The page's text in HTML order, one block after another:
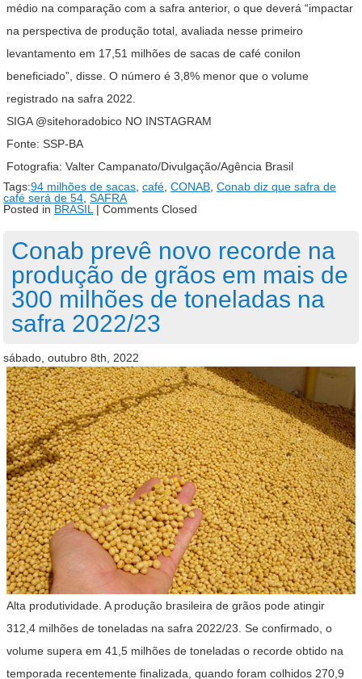
médio na comparação com a safra anterior, o que deverá “impactar
na perspectiva de produção total, avaliada nesse primeiro
levantamento em 17,51 milhões de sacas de café conilon
beneficiado”, disse. O número é 3,8% menor que o volume
registrado na safra 2022.
SIGA @sitehoradobico NO INSTAGRAM
Fonte: SSP-BA
Fotografia: Valter Campanato/Divulgação/Agência Brasil
Tags:94 milhões de sacas café CONAB Conab diz que safra de
café será de 54 SAFRA
Posted in BRASIL | Comments Closed
Conab prevê novo recorde na
produção de grãos em mais de
300 milhões de toneladas na
safra 2022/23
sábado, outubro 8th, 2022
Alta produtividade. A produção brasileira de grãos pode atingir
312,4 milhões de toneladas na safra 2022/23. Se confirmado, o
volume supera em 41,5 milhões de toneladas o recorde obtido na
temporada recentemente finalizada, quando foram colhidos 270,9